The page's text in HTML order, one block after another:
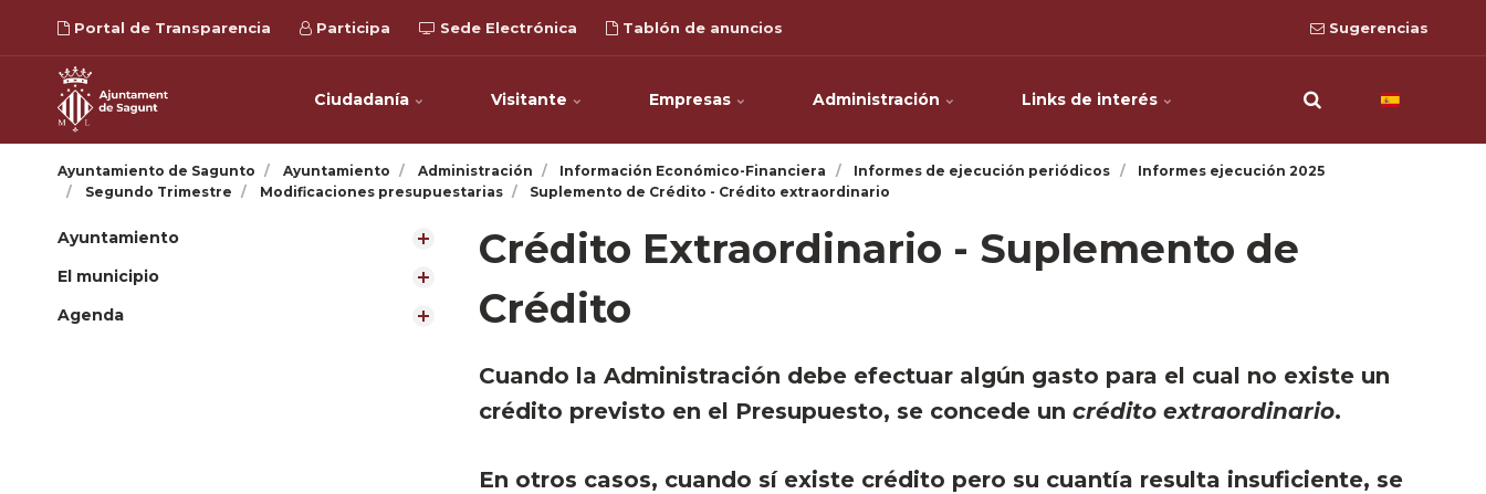
Portal de Transparencia Participa Sede Electrónica Tablón de anuncios Sugerencias
Ciudadanía Visitante Empresas Administración Links de interés
Ayuntamiento de Sagunto Ayuntamiento Administración Información Económico-Financiera Informes de ejecución periódicos
Informes ejecución 2025
Segundo Trimestre
Modificaciones presupuestarias Suplemento de Crédito - Crédito extraordinario
Ayuntamiento
El municipio
Agenda
Crédito Extraordinario - Suplemento de
Crédito
Cuando la Administración debe efectuar algún gasto para el cual no existe un
crédito previsto en el Presupuesto, se concede un crédito extraordinario.
En otros casos, cuando sí existe crédito pero su cuantía resulta insuficiente, se